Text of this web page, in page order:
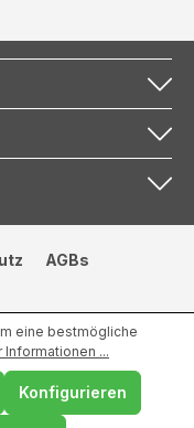
AGBs
eine bestmögliche
Informationen ...
Konfigurieren